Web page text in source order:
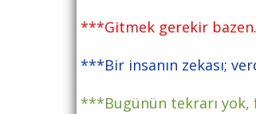
***Gitmek gerekir bazen.
***Bir insanın zekası;
***Bugünün tekrarı yok,